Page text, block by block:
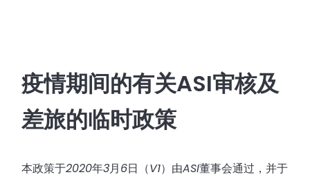
疫情期间的有关ASI审核及
差旅的临时政策
本政策于2020年3月6日（V1）由ASI董事会通过，并于